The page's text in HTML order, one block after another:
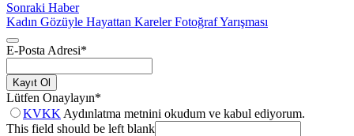
Sonraki Haber
Kadın Gözüyle Hayattan Kareler Fotoğraf Yarışması
E-Posta Adresi*
Kayıt Ol
Lütfen Onaylayın*
KVKK Aydınlatma metnini okudum ve kabul ediyorum.
This field should be left blank